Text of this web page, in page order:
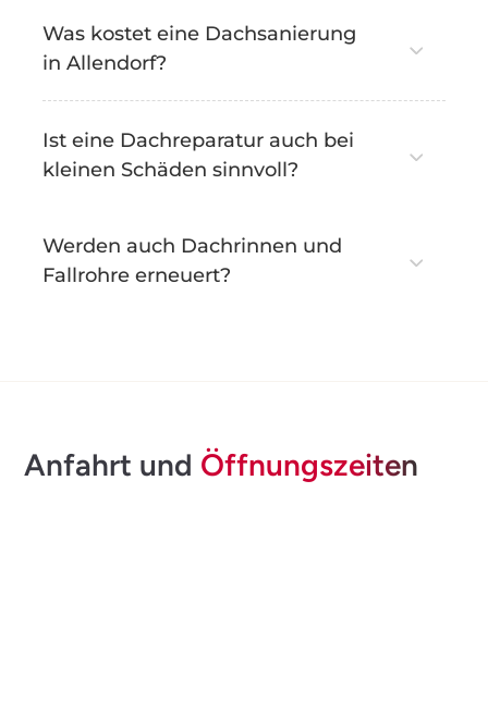
Was kostet eine Dachsanierung
in Allendorf?
Ist eine Dachreparatur auch bei
kleinen Schäden sinnvoll?
Werden auch Dachrinnen und
Fallrohre erneuert?
Anfahrt und Öffnungszeiten